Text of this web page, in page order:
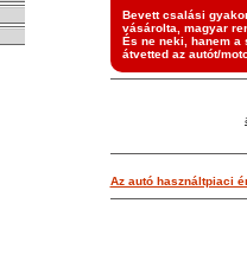
Bevett csalási
vásárolta, magyar
És ne neki, hanem a
átvetted az autót/
Az autó használtpiaci